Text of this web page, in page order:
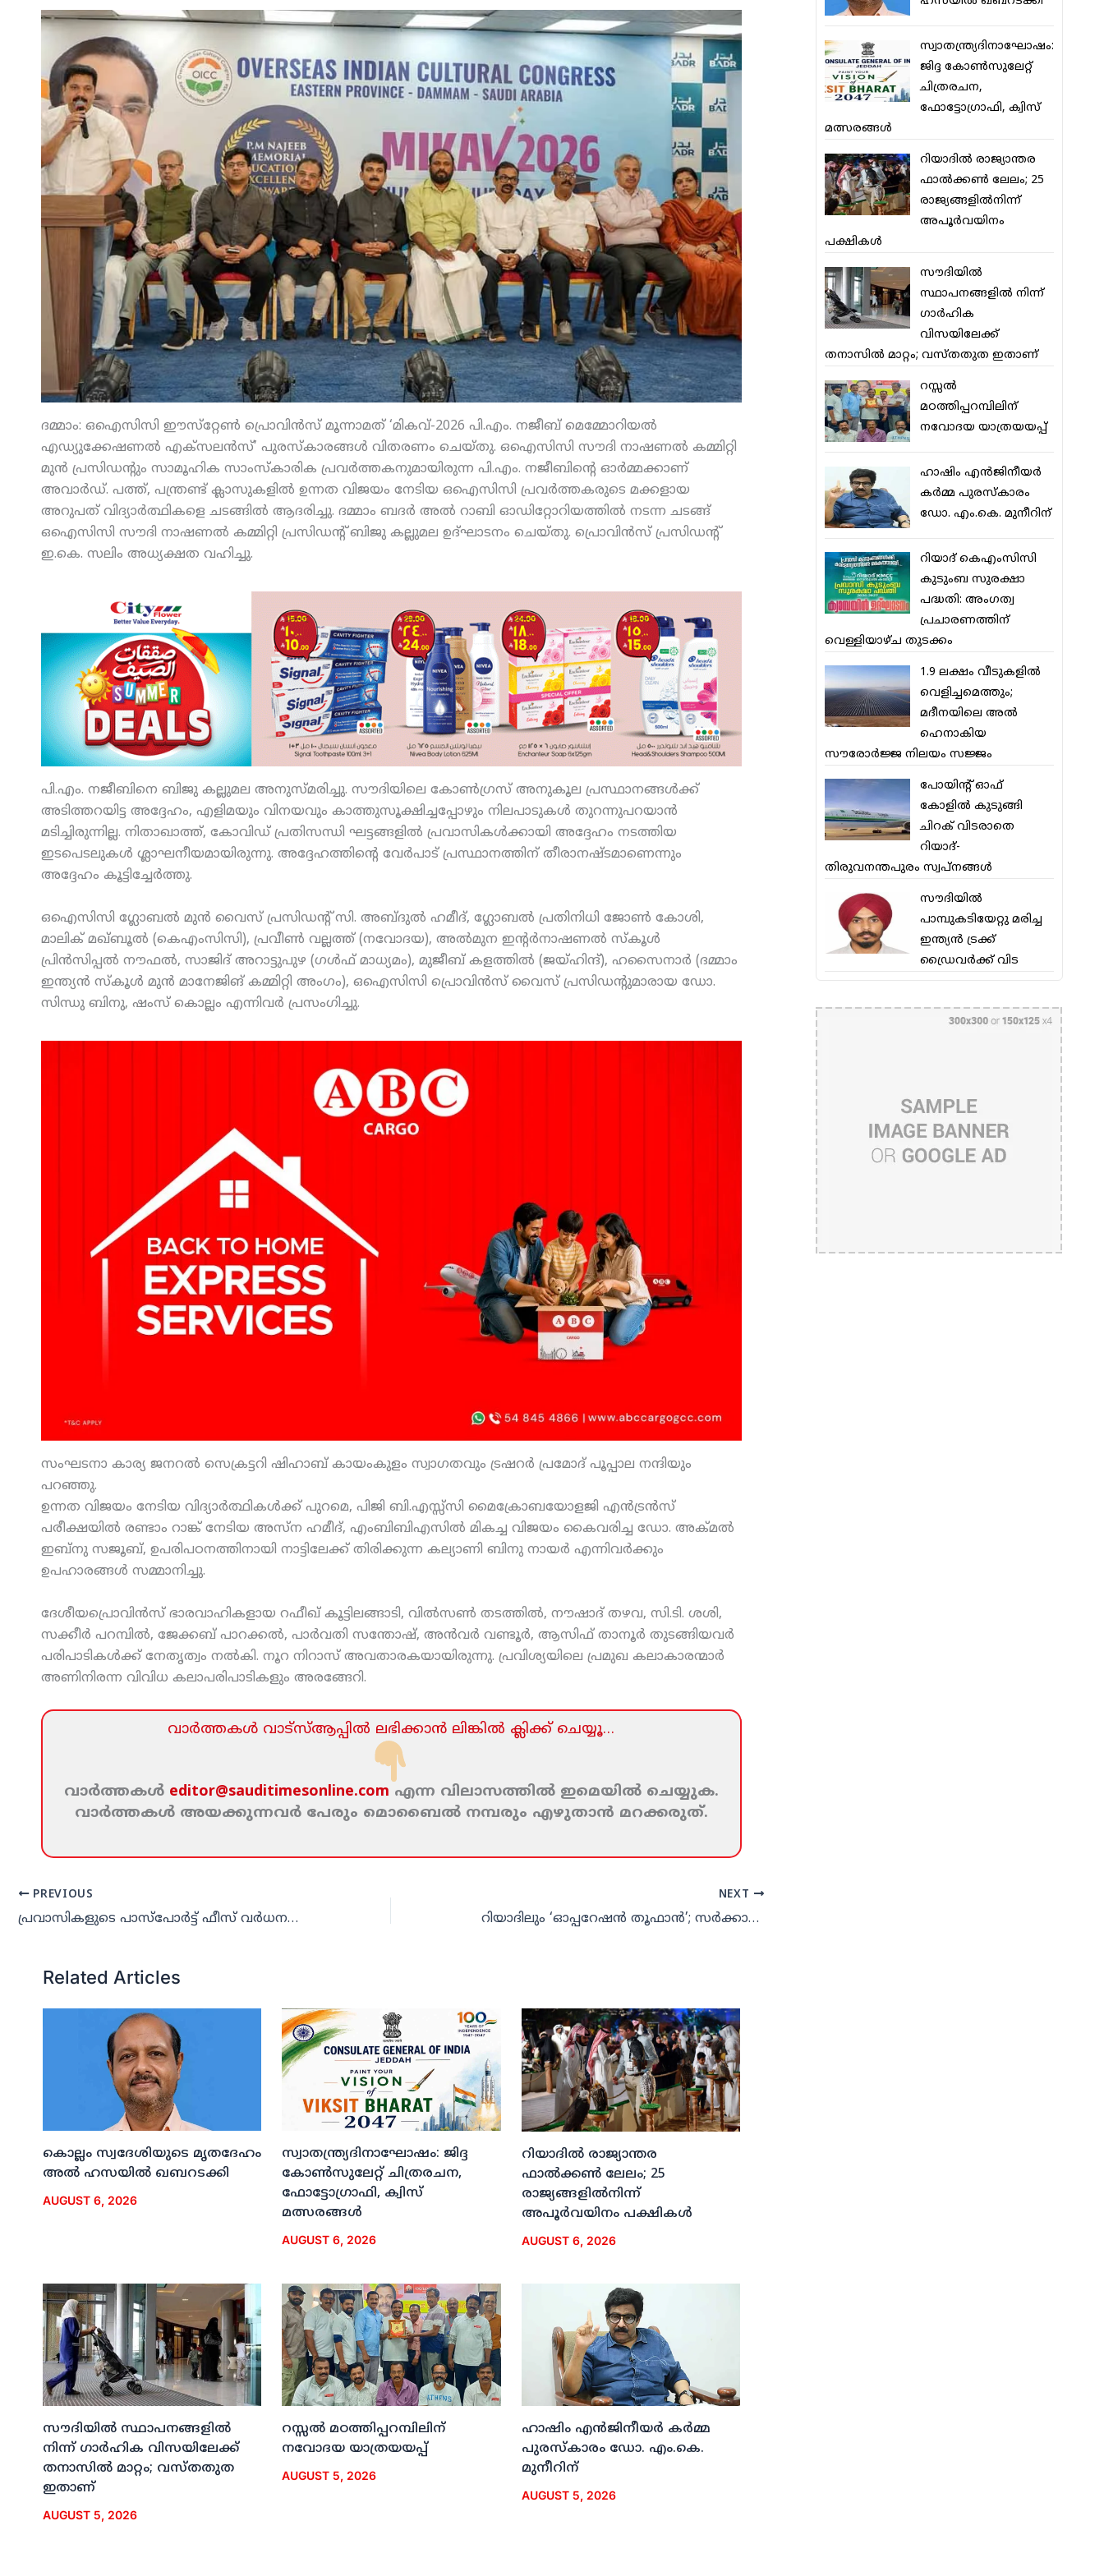
ദമ്മാം: ഒഐസിസി ഈസ്‌റ്റേണ്‍ പ്രൊവിന്‍സ് മൂന്നാമത് ‘മികവ്-2026 പി.എം. നജീബ് മെമ്മോറിയല്‍
എഡ്യുക്കേഷണല്‍ എക്‌സലന്‍സ്’ പുരസ്‌കാരങ്ങള്‍ വിതരണം ചെയ്തു. ഒഐസിസി സൗദി നാഷണല്‍ കമ്മിറ്റി
മുന്‍ പ്രസിഡന്റും സാമൂഹിക സാംസ്‌കാരിക പ്രവര്‍ത്തകനുമായിരുന്ന പി.എം. നജീബിന്റെ ഓര്‍മ്മക്കാണ്
അവാര്‍ഡ്. പത്ത്, പന്ത്രണ്ട് ക്ലാസുകളില്‍ ഉന്നത വിജയം നേടിയ ഒഐസിസി പ്രവര്‍ത്തകരുടെ മക്കളായ
അറുപത് വിദ്യാര്‍ത്ഥികളെ ചടങ്ങില്‍ ആദരിച്ചു. ദമ്മാം ബദര്‍ അല്‍ റാബി ഓഡിറ്റോറിയത്തില്‍ നടന്ന ചടങ്ങ്
ഒഐസിസി സൗദി നാഷണല്‍ കമ്മിറ്റി പ്രസിഡന്റ് ബിജു കല്ലുമല ഉദ്ഘാടനം ചെയ്തു. പ്രൊവിന്‍സ് പ്രസിഡന്റ്
ഇ.കെ. സലിം അധ്യക്ഷത വഹിച്ചു.
പി.എം. നജീബിനെ ബിജു കല്ലുമല അനുസ്മരിച്ചു. സൗദിയിലെ കോണ്‍ഗ്രസ് അനുകൂല പ്രസ്ഥാനങ്ങള്‍ക്ക്
അടിത്തറയിട്ട അദ്ദേഹം, എളിമയും വിനയവും കാത്തുസൂക്ഷിച്ചപ്പോഴും നിലപാടുകള്‍ തുറന്നുപറയാന്‍
മടിച്ചിരുന്നില്ല. നിതാഖാത്ത്, കോവിഡ് പ്രതിസന്ധി ഘട്ടങ്ങളില്‍ പ്രവാസികള്‍ക്കായി അദ്ദേഹം നടത്തിയ
ഇടപെടലുകള്‍ ശ്ലാഘനീയമായിരുന്നു. അദ്ദേഹത്തിന്റെ വേര്‍പാട് പ്രസ്ഥാനത്തിന് തീരാനഷ്ടമാണെന്നും
അദ്ദേഹം കൂട്ടിച്ചേര്‍ത്തു.
ഒഐസിസി ഗ്ലോബല്‍ മുന്‍ വൈസ് പ്രസിഡന്റ് സി. അബ്ദുല്‍ ഹമീദ്, ഗ്ലോബല്‍ പ്രതിനിധി ജോണ്‍ കോശി,
മാലിക് മഖ്ബൂല്‍ (കെഎംസിസി), പ്രവീണ്‍ വല്ലത്ത് (നവോദയ), അല്‍മുന ഇന്റര്‍നാഷണല്‍ സ്‌കൂള്‍
പ്രിന്‍സിപ്പല്‍ നൗഫല്‍, സാജിദ് അറാട്ടുപുഴ (ഗള്‍ഫ് മാധ്യമം), മുജീബ് കളത്തില്‍ (ജയ്ഹിന്ദ്), ഹസൈനാര്‍ (ദമ്മാം
ഇന്ത്യന്‍ സ്‌കൂള്‍ മുന്‍ മാനേജിങ് കമ്മിറ്റി അംഗം), ഒഐസിസി പ്രൊവിന്‍സ് വൈസ് പ്രസിഡന്റുമാരായ ഡോ.
സിന്ധു ബിനു, ഷംസ് കൊല്ലം എന്നിവര്‍ പ്രസംഗിച്ചു.
സംഘടനാ കാര്യ ജനറല്‍ സെക്രട്ടറി ഷിഹാബ് കായംകുളം സ്വാഗതവും ട്രഷറര്‍ പ്രമോദ് പൂപ്പാല നന്ദിയും
പറഞ്ഞു.
ഉന്നത വിജയം നേടിയ വിദ്യാര്‍ത്ഥികള്‍ക്ക് പുറമെ, പിജി ബി.എസ്സ്‌സി മൈക്രോബയോളജി എന്‍ട്രന്‍സ്
പരീക്ഷയില്‍ രണ്ടാം റാങ്ക് നേടിയ അസ്‌ന ഹമീദ്, എംബിബിഎസില്‍ മികച്ച വിജയം കൈവരിച്ച ഡോ. അക്മല്‍
ഇബ്‌നു സജൂബ്, ഉപരിപഠനത്തിനായി നാട്ടിലേക്ക് തിരിക്കുന്ന കല്യാണി ബിനു നായര്‍ എന്നിവര്‍ക്കും
ഉപഹാരങ്ങള്‍ സമ്മാനിച്ചു.
ദേശീയപ്രൊവിന്‍സ് ഭാരവാഹികളായ റഫീഖ് കൂട്ടിലങ്ങാടി, വില്‍സണ്‍ തടത്തില്‍, നൗഷാദ് തഴവ, സി.ടി. ശശി,
സക്കീര്‍ പറമ്പില്‍, ജേക്കബ് പാറക്കല്‍, പാര്‍വതി സന്തോഷ്, അന്‍വര്‍ വണ്ടൂര്‍, ആസിഫ് താനൂര്‍ തുടങ്ങിയവര്‍
പരിപാടികള്‍ക്ക് നേതൃത്വം നല്‍കി. നൂറ നിറാസ് അവതാരകയായിരുന്നു. പ്രവിശ്യയിലെ പ്രമുഖ കലാകാരന്മാര്‍
അണിനിരന്ന വിവിധ കലാപരിപാടികളും അരങ്ങേറി.
വാര്‍ത്തകള്‍ വാട്‌സ്‌ആപ്പില്‍ ലഭിക്കാന്‍ ലിങ്കില്‍ ക്ലിക്ക്‌ ചെയ്യൂ…
വാര്‍ത്തകള്‍ editor@sauditimesonline.com എന്ന വിലാസത്തില്‍ ഇമെയില്‍ ചെയ്യുക.
വാര്‍ത്തകള്‍ അയക്കുന്നവര്‍ പേരും മൊബൈല്‍ നമ്പരും എഴുതാന്‍ മറക്കരുത്‌.
PREVIOUS
പ്രവാസികളുടെ പാസ്‌പോര്‍ട്ട് ഫീസ് വര്‍ധന പിന്‍വലിക്കണം: ഐ.സി.എഫ്
NEXT
റിയാദിലും ‘ഓപ്പറേഷന്‍ തൂഫാന്‍’; സര്‍ക്കാര്‍ ഉദ്യോഗസ്ഥനടക്കം 22 പേര്‍ കസ്റ്റഡിയില്‍
Related Articles
കൊല്ലം സ്വദേശിയുടെ മൃതദേഹം
അല്‍ ഹസയില്‍ ഖബറടക്കി
AUGUST 6, 2026
സ്വാതന്ത്ര്യദിനാഘോഷം: ജിദ്ദ
കോണ്‍സുലേറ്റ് ചിത്രരചന,
ഫോട്ടോഗ്രാഫി, ക്വിസ്
മത്സരങ്ങള്‍
AUGUST 6, 2026
റിയാദില്‍ രാജ്യാന്തര
ഫാല്‍ക്കണ്‍ ലേലം; 25
രാജ്യങ്ങളില്‍നിന്ന്
അപൂര്‍വയിനം പക്ഷികള്‍
AUGUST 6, 2026
സൗദിയില്‍ സ്ഥാപനങ്ങളില്‍
നിന്ന് ഗാര്‍ഹിക വിസയിലേക്ക്
തനാസില്‍ മാറ്റം; വസ്തതുത
ഇതാണ്
AUGUST 5, 2026
റസ്സല്‍ മഠത്തിപ്പറമ്പിലിന്
നവോദയ യാത്രയയപ്പ്
AUGUST 5, 2026
ഹാഷിം എന്‍ജിനീയര്‍ കര്‍മ്മ
പുരസ്‌കാരം ഡോ. എം.കെ.
മുനീറിന്
AUGUST 5, 2026
സ്വാതന്ത്ര്യദിനാഘോഷം:
ജിദ്ദ കോണ്‍സുലേറ്റ്
ചിത്രരചന,
ഫോട്ടോഗ്രാഫി, ക്വിസ്
മത്സരങ്ങള്‍
റിയാദില്‍ രാജ്യാന്തര
ഫാല്‍ക്കണ്‍ ലേലം; 25
രാജ്യങ്ങളില്‍നിന്ന്
അപൂര്‍വയിനം
പക്ഷികള്‍
സൗദിയില്‍
സ്ഥാപനങ്ങളില്‍ നിന്ന്
ഗാര്‍ഹിക
വിസയിലേക്ക്
തനാസില്‍ മാറ്റം; വസ്തതുത ഇതാണ്
റസ്സല്‍
മഠത്തിപ്പറമ്പിലിന്
നവോദയ യാത്രയയപ്പ്
ഹാഷിം എന്‍ജിനീയര്‍
കര്‍മ്മ പുരസ്‌കാരം
ഡോ. എം.കെ. മുനീറിന്
റിയാദ് കെഎംസിസി
കുടുംബ സുരക്ഷാ
പദ്ധതി: അംഗത്വ
പ്രചാരണത്തിന്
വെള്ളിയാഴ്ച തുടക്കം
1.9 ലക്ഷം വീടുകളില്‍
വെളിച്ചമെത്തും;
മദീനയിലെ അല്‍
ഹെനാകിയ
സൗരോര്‍ജ്ജ നിലയം സജ്ജം
പോയിന്റ് ഓഫ്
കോളില്‍ കുടുങ്ങി
ചിറക് വിടരാതെ
റിയാദ്-
തിരുവനന്തപുരം സ്വപ്നങ്ങള്‍
സൗദിയിൽ
പാമ്പുകടിയേറ്റു മരിച്ച
ഇന്ത്യൻ ട്രക്ക്
ഡ്രൈവർക്ക് വിട